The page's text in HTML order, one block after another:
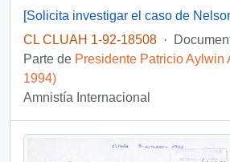
CL CLUAH 1-92-18508 ·
Parte de Presidente Patricio Aylwin
1994)
Amnistía Internacional